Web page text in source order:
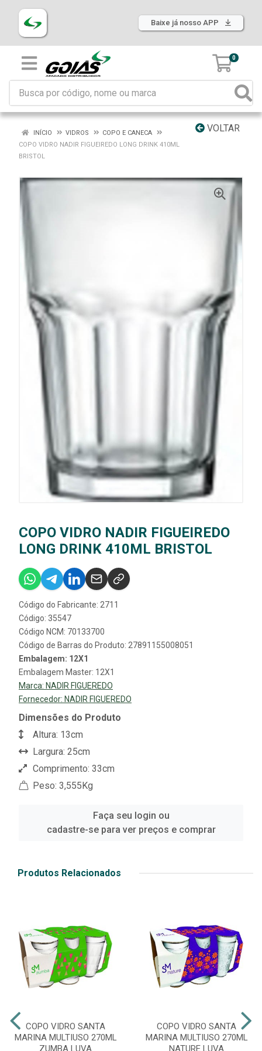
Baixe já nosso APP
0
VOLTAR
INÍCIO VIDROS
COPO E CANECA
COPO VIDRO NADIR FIGUEIREDO LONG DRINK 410ML
BRISTOL
COPO VIDRO NADIR FIGUEIREDO
LONG DRINK 410ML BRISTOL
Código do Fabricante: 2711
Código: 35547
Código NCM: 70133700
Código de Barras do Produto: 27891155008051
Embalagem: 12X1
Embalagem Master: 12X1
Marca: NADIR FIGUEREDO
Fornecedor: NADIR FIGUEREDO
Dimensões do Produto
Altura: 13cm
Largura: 25cm
Comprimento: 33cm
Peso: 3,555Kg
Faça seu login ou
cadastre-se para ver preços e comprar
Produtos Relacionados
COPO VIDRO SANTA
MARINA MULTIUSO 270ML
ZUMBA LUVA
COPO VIDRO SANTA
MARINA MULTIUSO 270ML
NATURE LUVA